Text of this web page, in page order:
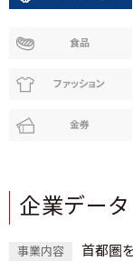
食品
ファッション
金券
企業データ
事業内容
首都圏